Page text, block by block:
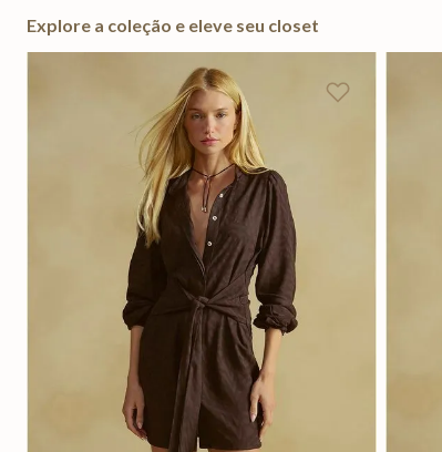
Explore a coleção e eleve seu closet
P M G